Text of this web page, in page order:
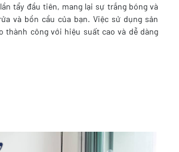
tẩy đầu tiên, mang lại sự trắng bóng và
và bồn cầu của bạn. Việc sử dụng sản
thành công với hiệu suất cao và dễ dàng